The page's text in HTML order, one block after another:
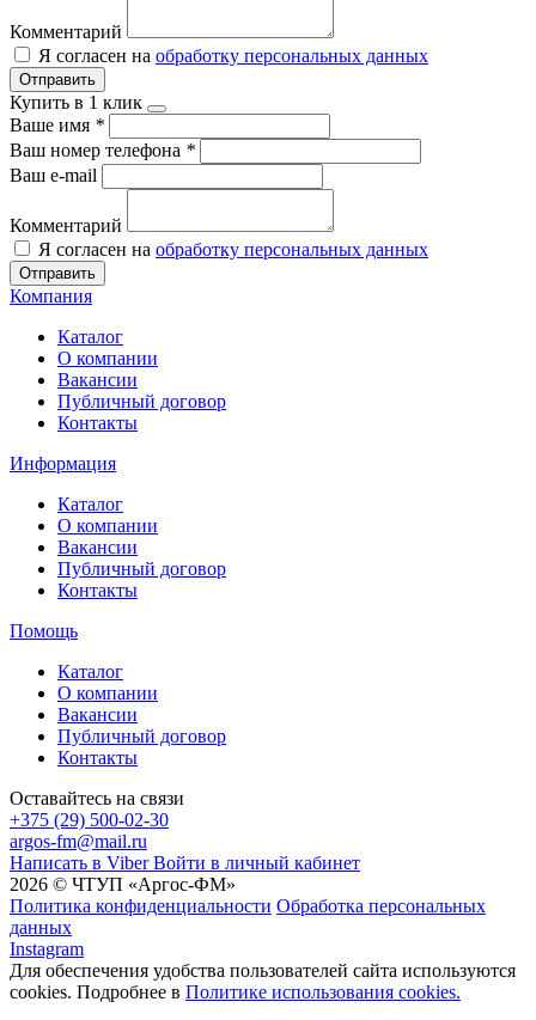
Комментарий
Я согласен на обработку персональных данных
Отправить
Купить в 1 клик
Ваше имя *
Ваш номер телефона *
Ваш e-mail
Комментарий
Я согласен на обработку персональных данных
Отправить
Компания
Каталог
О компании
Вакансии
Публичный договор
Контакты
Информация
Каталог
О компании
Вакансии
Публичный договор
Контакты
Помощь
Каталог
О компании
Вакансии
Публичный договор
Контакты
Оставайтесь на связи
+375 (29) 500-02-30
argos-fm@mail.ru
Написать в Viber Войти в личный кабинет
2026 © ЧТУП «Аргос-ФМ»
Политика конфиденциальности Обработка персональных
данных
Instagram
Для обеспечения удобства пользователей сайта используются
cookies. Подробнее в Политике использования cookies.